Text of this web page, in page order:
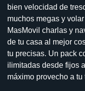
bien velocidad de
muchos megas y
MasMovil charlas y
de tu casa al mejor
tu precisas. Un pack
ilimitadas desde fijos
máximo provecho a tu